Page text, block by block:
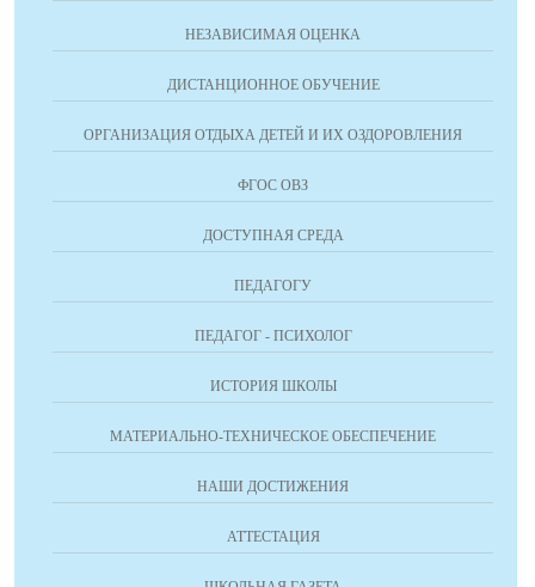
НЕЗАВИСИМАЯ ОЦЕНКА
ДИСТАНЦИОННОЕ ОБУЧЕНИЕ
ОРГАНИЗАЦИЯ ОТДЫХА ДЕТЕЙ И ИХ ОЗДОРОВЛЕНИЯ
ФГОС ОВЗ
ДОСТУПНАЯ СРЕДА
ПЕДАГОГУ
ПЕДАГОГ - ПСИХОЛОГ
ИСТОРИЯ ШКОЛЫ
МАТЕРИАЛЬНО-ТЕХНИЧЕСКОЕ ОБЕСПЕЧЕНИЕ
НАШИ ДОСТИЖЕНИЯ
АТТЕСТАЦИЯ